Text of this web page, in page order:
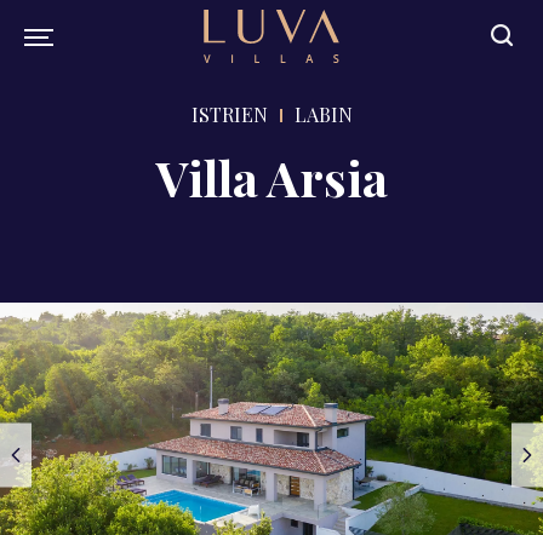
ISTRIEN LABIN
Villa Arsia